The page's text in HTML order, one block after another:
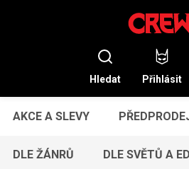
Hledat Přihlásit
AKCE A SLEVY
DLE ŽÁNRŮ DLE SVĚTŮ A